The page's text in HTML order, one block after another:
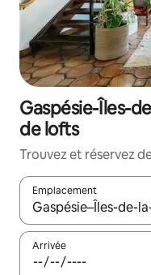
Gaspésie-Îles-
de lofts
Trouvez et réservez
Emplacement
Quand les résultats
Arrivée